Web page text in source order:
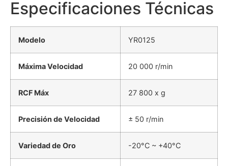
Especificaciones Técnicas
Modelo YR0125
Máxima Velocidad 20 000 r/min
RCF Máx 27 800 x g
Precisión de Velocidad ± 50 r/min
Variedad de Oro -20°C ~ +40°C